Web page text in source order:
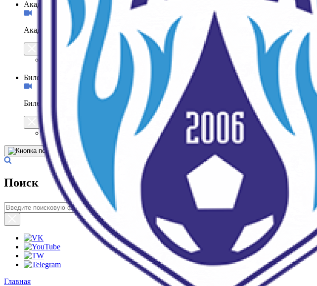
Академия
Академия
Об академии
Команды академии
Билеты
Билеты
Купить билеты онлайн
Поиск
Главная